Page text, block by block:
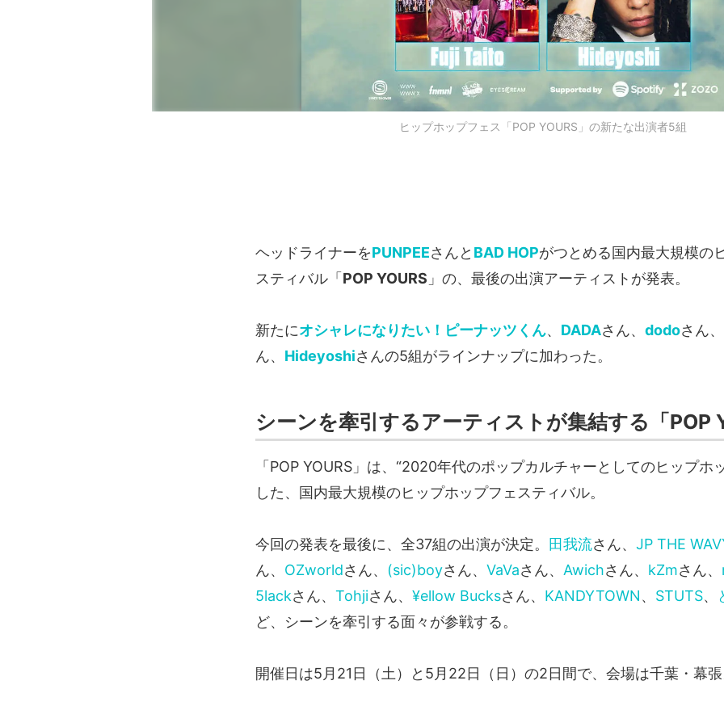
ヒップホップフェス「POP YOURS」の新たな出演者5組
ヘッドライナーをPUNPEEさんと BAD HOPがつとめる国内最大規模の
スティバル「 POP YOURS 」の、最後の出演アーティストが発表。
新たにオシャレになりたい！ピーナッツくん、 DADAさん、 dodoさん、
ん、 Hideyoshiさんの5組がラインナップに加わった。
シーンを牽引するアーティストが集結する「POP
「POP YOURS」は、“2020年代のポップカルチャーとしてのヒップホ
した、国内最大規模のヒップホップフェスティバル。
今回の発表を最後に、全37組の出演が決定。 田我流さん、 JP THE
ん、 OZworldさん、 (sic)boyさん、 VaVaさん、 Awichさん、 kZmさん、
5lackさん、 Tohjiさん、 ¥ellow Bucksさん、 KANDYTOWN、 STUTS、
ど、シーンを牽引する面々が参戦する。
開催日は5月21日（土）と5月22日（日）の2日間で、会場は千葉・幕